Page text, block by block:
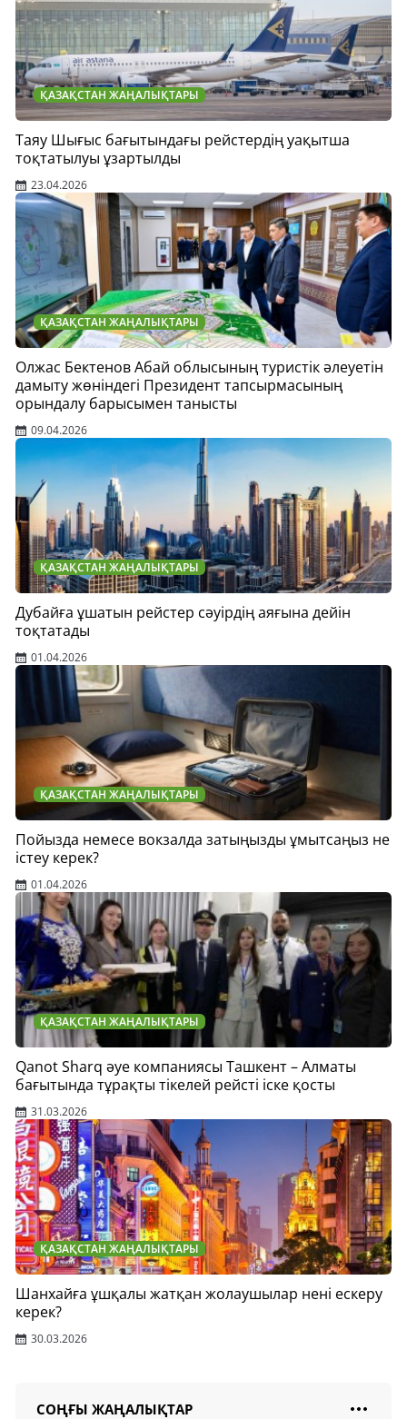
ҚАЗАҚСТАН ЖАҢАЛЫҚТАРЫ
Таяу Шығыс бағытындағы рейстердің уақытша
тоқтатылуы ұзартылды
23.04.2026
ҚАЗАҚСТАН ЖАҢАЛЫҚТАРЫ
Олжас Бектенов Абай облысының туристік әлеуетін
дамыту жөніндегі Президент тапсырмасының
орындалу барысымен танысты
09.04.2026
ҚАЗАҚСТАН ЖАҢАЛЫҚТАРЫ
Дубайға ұшатын рейстер сәуірдің аяғына дейін
тоқтатады
01.04.2026
ҚАЗАҚСТАН ЖАҢАЛЫҚТАРЫ
Пойызда немесе вокзалда затыңызды ұмытсаңыз не
істеу керек?
01.04.2026
ҚАЗАҚСТАН ЖАҢАЛЫҚТАРЫ
Qanot Sharq әуе компаниясы Ташкент – Алматы
бағытында тұрақты тікелей рейсті іске қосты
31.03.2026
ҚАЗАҚСТАН ЖАҢАЛЫҚТАРЫ
Шанхайға ұшқалы жатқан жолаушылар нені ескеру
керек?
30.03.2026
СОҢҒЫ ЖАҢАЛЫҚТАР